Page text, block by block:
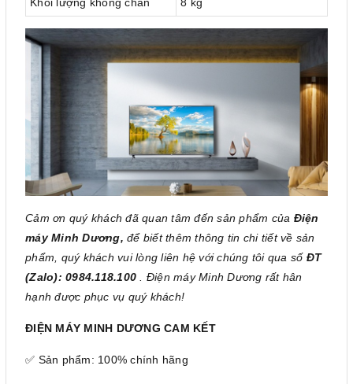
Cảm ơn quý khách đã quan tâm đến sản phẩm của Điện
máy Minh Dương, để biết thêm thông tin chi tiết về sản
phẩm, quý khách vui lòng liên hệ với chúng tôi qua số ĐT
(Zalo): 0984.118.100. Điện máy Minh Dương rất hân
hạnh được phục vụ quý khách!
ĐIỆN MÁY MINH DƯƠNG CAM KẾT
✅ Sản phẩm: 100% chính hãng